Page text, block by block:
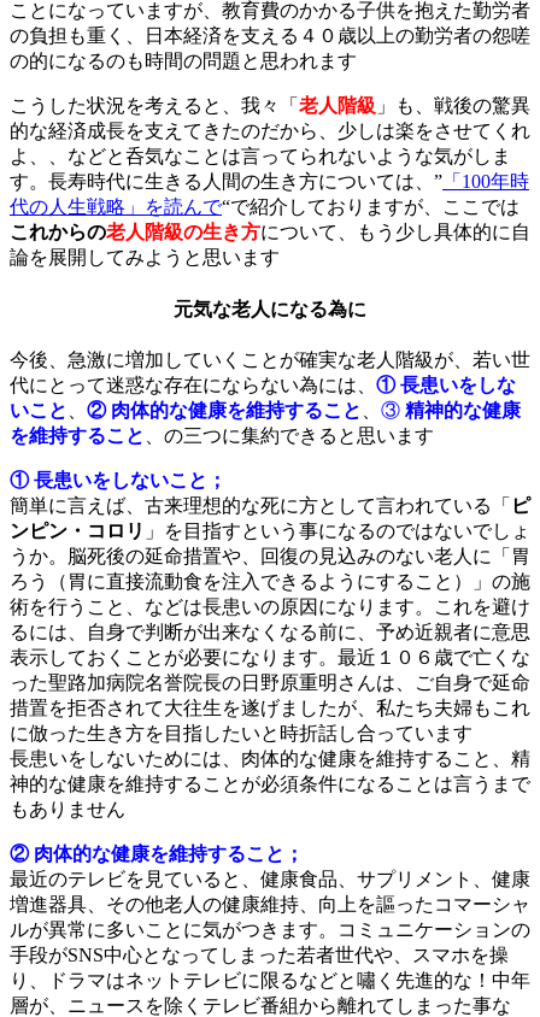
ことになっていますが、教育費のかかる子供を抱えた勤労者
の負担も重く、日本経済を支える４０歳以上の勤労者の怨嗟
の的になるのも時間の問題と思われます
こうした状況を考えると、我々「 老人階級 」も、戦後の驚異
的な経済成長を支えてきたのだから、少しは楽をさせてくれ
よ、、などと呑気なことは言ってられないような気がしま
す。長寿時代に生きる人間の生き方については、” 「100年時
代の人生戦略」を読んで“で紹介しておりますが、ここでは
これからの老人階級の生き方について、もう少し具体的に自
論を展開してみようと思います
元気な老人になる為に
今後、急激に増加していくことが確実な老人階級が、若い世
代にとって迷惑な存在にならない為には、 ① 長患いをしな
いこと
② 肉体的な健康を維持すること ③ 精神的な健康
を維持すること
、の三つに集約できると思います
① 長患いをしないこと；
簡単に言えば、古来理想的な死に方として言われている「 ピ
ンピン・コロリ 」を目指すという事になるのではないでしょ
うか。脳死後の延命措置や、回復の見込みのない老人に「胃
ろう（胃に直接流動食を注入できるようにすること）」の施
術を行うこと、などは長患いの原因になります。これを避け
るには、自身で判断が出来なくなる前に、予め近親者に意思
表示しておくことが必要になります。最近１０６歳で亡くな
った聖路加病院名誉院長の日野原重明さんは、ご自身で延命
措置を拒否されて大往生を遂げましたが、私たち夫婦もこれ
に倣った生き方を目指したいと時折話し合っています
長患いをしないためには、肉体的な健康を維持すること、精
神的な健康を維持することが必須条件になることは言うまで
もありません
② 肉体的な健康を維持すること；
最近のテレビを見ていると、健康食品、サプリメント、健康
増進器具、その他老人の健康維持、向上を謳ったコマーシャ
ルが異常に多いことに気がつきます。コミュニケーションの
手段がSNS中心となってしまった若者世代や、スマホを操
り、ドラマはネットテレビに限るなどと嘯く先進的な！中年
層が、ニュースを除くテレビ番組から離れてしまった事な